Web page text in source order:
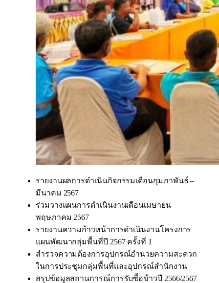
รายงานผลการดำเนินกิจกรรมเดือนกุมภาพันธ์ –
มีนาคม 2567
ร่วมวางแผนการดำเนินงานเดือนเมษายน –
พฤษภาคม 2567
รายงานความก้าวหน้าการดำเนินงานโครงการ
แผนพัฒนากลุ่มพื้นที่ปี 2567 ครั้งที่ 1
สำรวจความต้องการอุปกรณ์อำนวยความสะดวก
ในการประชุมกลุ่มพื้นที่และอุปกรณ์สำนักงาน
สรุปข้อมูลสถานการณ์การรับซื้อข้าวปี 2566/2567